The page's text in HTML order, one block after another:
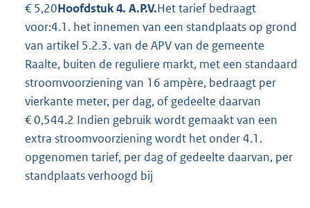
€ 5,20Hoofdstuk 4. A.P.V.Het tarief bedraagt
voor:4.1. het innemen van een standplaats op grond
van artikel 5.2.3. van de APV van de gemeente
Raalte, buiten de reguliere markt, met een standaard
stroomvoorziening van 16 ampère, bedraagt per
vierkante meter, per dag, of gedeelte daarvan
€ 0,544.2 Indien gebruik wordt gemaakt van een
extra stroomvoorziening wordt het onder 4.1.
opgenomen tarief, per dag of gedeelte daarvan, per
standplaats verhoogd bij